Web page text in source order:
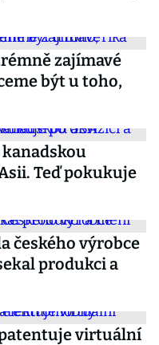
zajímavé
být u toho,
Teď pokukuje
českého výrobce
produkci a
patentuje virtuální